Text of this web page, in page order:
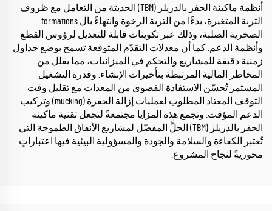
أنظمة ماكينة الحفر بالدريلز (TBM) الحديثة من التعامل مع ظروف
التربة المتغيرة، بدءًا من التربة الرخوة وانتهاءً بال formations
الصخرية الصلبة، وذلك عبر تكوينات قابلة للتعديل لرؤوس القطع
وأنظمة الدعم. كما أن معدلات التقدّم المتوقعة تسمح بوضع جداول
زمنية دقيقة للمشاريع والتحكم في الميزانيات، مما يقلل من
المخاطر المالية المرتبطة بتأخيرات الإنشاء. وقدرة التشغيل
المستمر تُحسّن الاستفادة القصوى من المعدات مع تقليل وقت
التوقف المعتاد المطلوب لعمليات إزالة الحفرة (mucking) وتركيب
الدعم المؤقت. وتجمع هذه المزايا مجتمعةً لتجعل تقنية ماكينة
الحفر بالدريلز (TBM) الحلَّ المفضّل لمشاريع الأنفاق الطموحة التي
تُعتبر الكفاءة والسلامة والجودة والمسؤولية البيئية فيها اعتباراتٍ
محوريةً لنجاح المشروع.